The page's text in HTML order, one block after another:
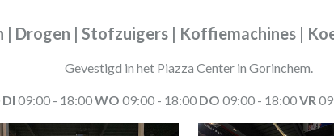
| Drogen | Stofzuigers | Koffiemachines |
Gevestigd in het Piazza Center in Gorinchem.
DI 09:00 - 18:00WO 09:00 - 18:00 DO 09:00 - 18:00VR